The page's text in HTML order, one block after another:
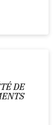
DE